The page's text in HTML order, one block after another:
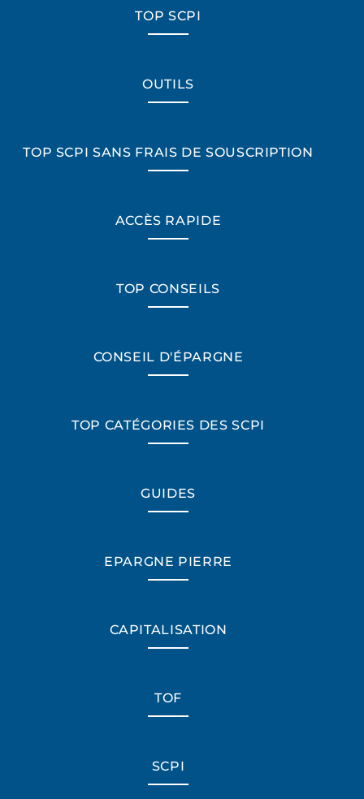
TOP SCPI
OUTILS
TOP SCPI SANS FRAIS DE SOUSCRIPTION
ACCÈS RAPIDE
TOP CONSEILS
CONSEIL D'ÉPARGNE
TOP CATÉGORIES DES SCPI
GUIDES
EPARGNE PIERRE
CAPITALISATION
TOF
SCPI